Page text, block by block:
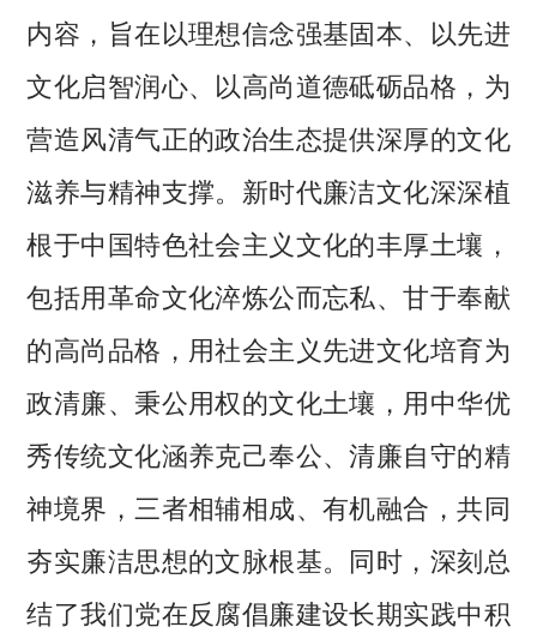
内容，旨在以理想信念强基固本、以先进
文化启智润心、以高尚道德砥砺品格，为
营造风清气正的政治生态提供深厚的文化
滋养与精神支撑。新时代廉洁文化深深植
根于中国特色社会主义文化的丰厚土壤，
包括用革命文化淬炼公而忘私、甘于奉献
的高尚品格，用社会主义先进文化培育为
政清廉、秉公用权的文化土壤，用中华优
秀传统文化涵养克己奉公、清廉自守的精
神境界，三者相辅相成、有机融合，共同
夯实廉洁思想的文脉根基。同时，深刻总
结了我们党在反腐倡廉建设长期实践中积